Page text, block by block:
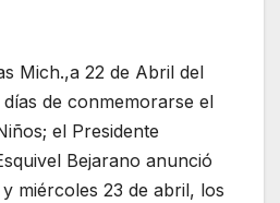
Mich.,a 22 de Abril del
de conmemorarse el
el Presidente
Bejarano anunció
miércoles 23 de abril, los